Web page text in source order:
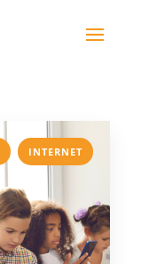
, INTERNET